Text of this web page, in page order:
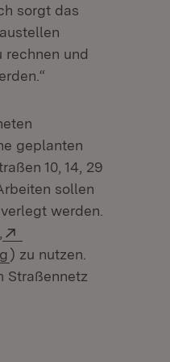
sorgt das
rechnen und
geplanten
10, 14, 29
sollen
werden.
(Öffnet in neuem Fenster)
) zu nutzen.
Straßennetz